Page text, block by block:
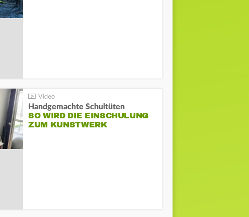
Handgemachte Schultüten
SO WIRD DIE EINSCHULUNG
ZUM KUNSTWERK